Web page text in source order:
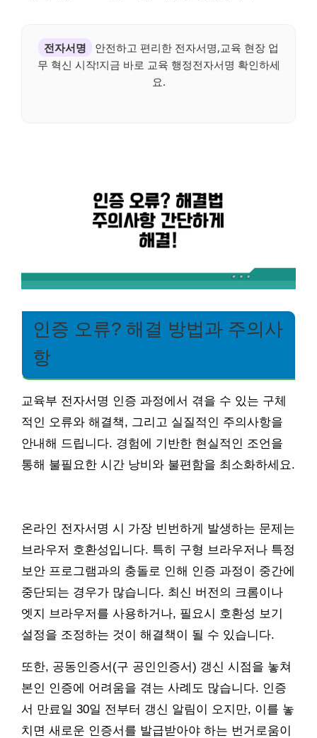
전자서명
안전하고 편리한 전자서명,교육 현장 업
무 혁신 시작!지금 바로 교육 행정전자서명 확인하세
요.
인증 오류? 해결 방법과 주의사
항
교육부 전자서명 인증 과정에서 겪을 수 있는 구체
적인 오류와 해결책, 그리고 실질적인 주의사항을
안내해 드립니다. 경험에 기반한 현실적인 조언을
통해 불필요한 시간 낭비와 불편함을 최소화하세요.
온라인 전자서명 시 가장 빈번하게 발생하는 문제는
브라우저 호환성입니다. 특히 구형 브라우저나 특정
보안 프로그램과의 충돌로 인해 인증 과정이 중간에
중단되는 경우가 많습니다. 최신 버전의 크롬이나
엣지 브라우저를 사용하거나, 필요시 호환성 보기
설정을 조정하는 것이 해결책이 될 수 있습니다.
또한, 공동인증서(구 공인인증서) 갱신 시점을 놓쳐
본인 인증에 어려움을 겪는 사례도 많습니다. 인증
서 만료일 30일 전부터 갱신 알림이 오지만, 이를 놓
치면 새로운 인증서를 발급받아야 하는 번거로움이